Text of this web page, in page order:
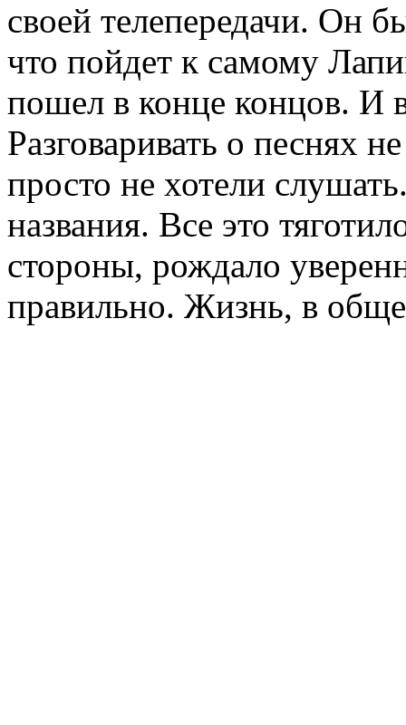
своей телепередачи. Он
что пойдет к самому
пошел в конце концов. И
Разговаривать о песнях
просто не хотели
названия. Все это
стороны, рождало
правильно. Жизнь, в